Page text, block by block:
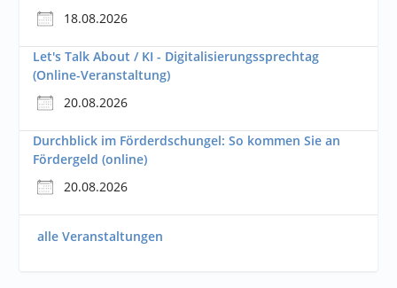
18.08.2026
Let's Talk About / KI - Digitalisierungssprechtag
(Online-Veranstaltung)
20.08.2026
Durchblick im Förderdschungel: So kommen Sie an
Fördergeld (online)
20.08.2026
alle Veranstaltungen